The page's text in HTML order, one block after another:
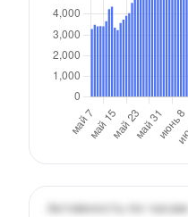
Активность по часам